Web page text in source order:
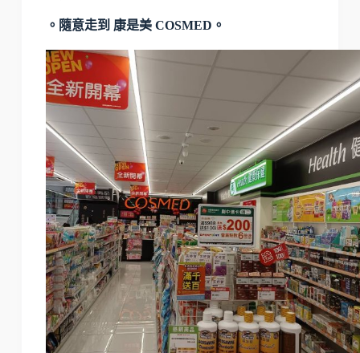
。隨意走到 康是美 COSMED。